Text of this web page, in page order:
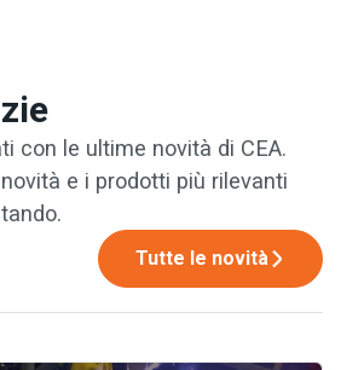
con le ultime novità di CEA.
e i prodotti più rilevanti
Tutte le novità